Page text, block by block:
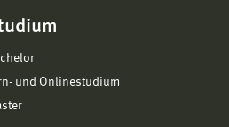
und Onlinestudium